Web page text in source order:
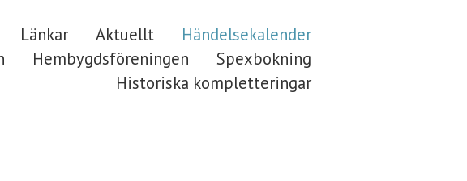
Länkar Aktuellt
Händelsekalender
Hembygdsföreningen
Spexbokning
Historiska kompletteringar